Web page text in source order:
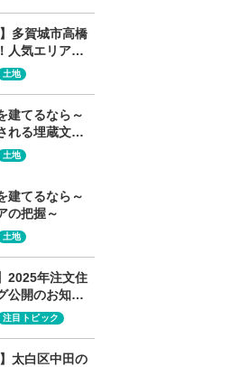
多賀城市高橋
人気エリア・
公開分譲地を
土地
建てるなら～
れる埋蔵文化
土地
建てるなら～
の把握～
土地
2025年注文住
公開のお知ら
注目トピック
太白区中田の